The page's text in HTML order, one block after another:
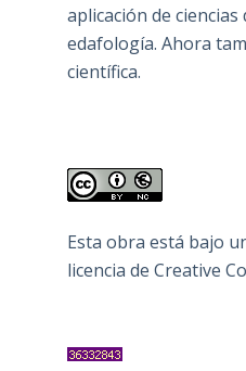
aplicación de
edafología. Ahora
científica.
Esta obra está bajo
licencia de Creative